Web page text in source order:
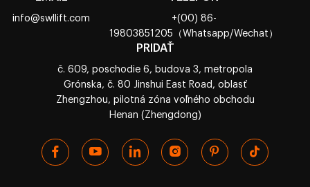
info@swllift.com
+(00) 86-
19803851205（Whatsapp/Wechat）
PRIDAŤ
č. 609, poschodie 6, budova 3, metropola
Grónska, č. 80 Jinshui East Road, oblasť
Zhengzhou, pilotná zóna voľného obchodu
Henan (Zhengdong)